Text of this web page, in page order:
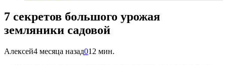
7 секретов большого урожая
земляники садовой
Алексей4 месяца назад012 мин.